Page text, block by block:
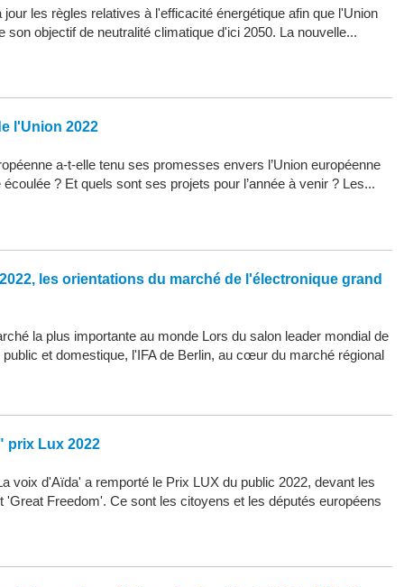
les règles relatives à l'efficacité énergétique afin que l'Union
son objectif de neutralité climatique d'ici 2050. La nouvelle...
l'Union 2022
a-t-elle tenu ses promesses envers l’Union européenne
écoulée ? Et quels sont ses projets pour l’année à venir ? Les...
les orientations du marché de l'électronique grand
la plus importante au monde Lors du salon leader mondial de
et domestique, l'IFA de Berlin, au cœur du marché régional
prix Lux 2022
voix d'Aïda' a remporté le Prix LUX du public 2022, devant les
'Great Freedom'. Ce sont les citoyens et les députés européens